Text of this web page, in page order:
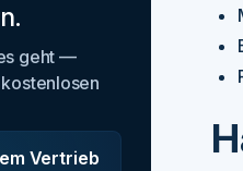
geht —
Vertrieb